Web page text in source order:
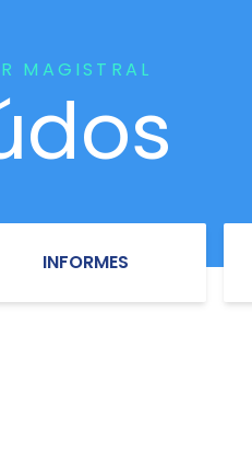
MAGISTRAL
INFORMES